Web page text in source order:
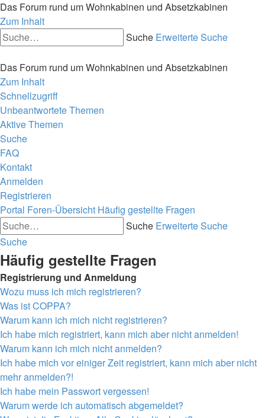
Das Forum rund um Wohnkabinen und Absetzkabinen
Zum Inhalt
Suche Erweiterte Suche
Das Forum rund um Wohnkabinen und Absetzkabinen
Zum Inhalt
Schnellzugriff
Unbeantwortete Themen
Aktive Themen
Suche
FAQ
Kontakt
Anmelden
Registrieren
Portal Foren-Übersicht Häufig gestellte Fragen
Suche Erweiterte Suche
Suche
Häufig gestellte Fragen
Registrierung und Anmeldung
Wozu muss ich mich registrieren?
Was ist COPPA?
Warum kann ich mich nicht registrieren?
Ich habe mich registriert, kann mich aber nicht anmelden!
Warum kann ich mich nicht anmelden?
Ich habe mich vor einiger Zeit registriert, kann mich aber nicht
mehr anmelden?!
Ich habe mein Passwort vergessen!
Warum werde ich automatisch abgemeldet?